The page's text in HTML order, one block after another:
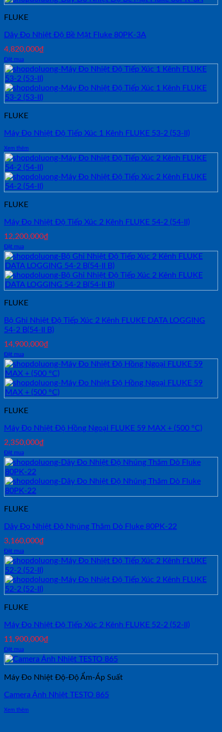
FLUKE
Dây Đo Nhiệt Độ Bề Mặt Fluke 80PK-3A
4,820,000₫
Đặt mua
FLUKE
Máy Đo Nhiệt Độ Tiếp Xúc 1 Kênh FLUKE 53-2 (53-II)
Xem thêm
FLUKE
Máy Đo Nhiệt Độ Tiếp Xúc 2 Kênh FLUKE 54-2 (54-II)
12,200,000₫
Đặt mua
FLUKE
Bộ Ghi Nhiệt Độ Tiếp Xúc 2 Kênh FLUKE DATA LOGGING
54-2 B(54-II B)
14,900,000₫
Đặt mua
FLUKE
Máy Đo Nhiệt Độ Hồng Ngoại FLUKE 59 MAX + (500 °C)
2,350,000₫
Đặt mua
FLUKE
Dây Đo Nhiệt Độ Nhúng Thăm Dò Fluke 80PK-22
3,160,000₫
Đặt mua
FLUKE
Máy Đo Nhiệt Độ Tiếp Xúc 2 Kênh FLUKE 52-2 (52-II)
11,900,000₫
Đặt mua
Máy Đo Nhiệt Độ-Độ Ẩm-Áp Suất
Camera Ảnh Nhiệt TESTO 865
Xem thêm